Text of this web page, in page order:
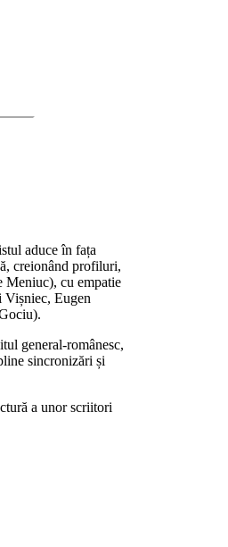
aduce în fața
creionând profiluri,
Meniuc), cu empatie
Eugen
general-românesc,
sincronizări și
a unor scriitori